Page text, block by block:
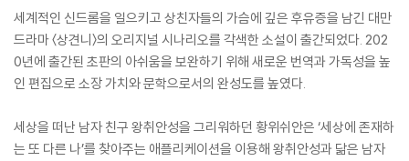
세계적인 신드롬을 일으키고 상친자들의 가슴에 깊은 후유증을 남긴 대만
드라마 〈상견니〉의 오리지널 시나리오를 각색한 소설이 출간되었다. 202
0년에 출간된 초판의 아쉬움을 보완하기 위해 새로운 번역과 가독성을 높
인 편집으로 소장 가치와 문학으로서의 완성도를 높였다.
세상을 떠난 남자 친구 왕취안성을 그리워하던 황위쉬안은 ‘세상에 존재하
는 또 다른 나’를 찾아주는 애플리케이션을 이용해 왕취안성과 닮은 남자